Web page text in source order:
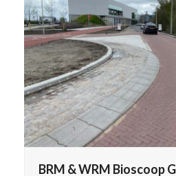
BRM & WRM Bioscoop